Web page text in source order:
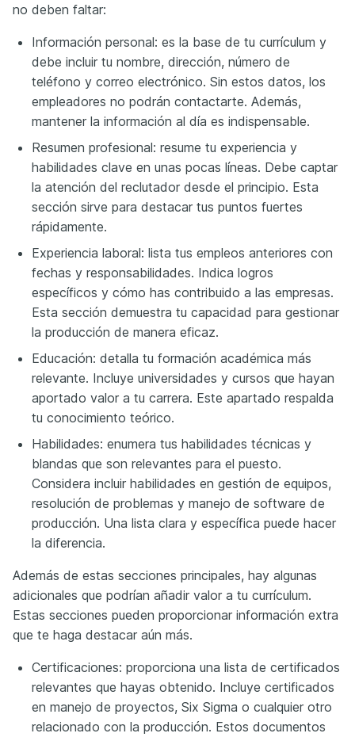
no deben faltar:
Información personal: es la base de tu currículum y
debe incluir tu nombre, dirección, número de
teléfono y correo electrónico. Sin estos datos, los
empleadores no podrán contactarte. Además,
mantener la información al día es indispensable.
Resumen profesional: resume tu experiencia y
habilidades clave en unas pocas líneas. Debe captar
la atención del reclutador desde el principio. Esta
sección sirve para destacar tus puntos fuertes
rápidamente.
Experiencia laboral: lista tus empleos anteriores con
fechas y responsabilidades. Indica logros
específicos y cómo has contribuido a las empresas.
Esta sección demuestra tu capacidad para gestionar
la producción de manera eficaz.
Educación: detalla tu formación académica más
relevante. Incluye universidades y cursos que hayan
aportado valor a tu carrera. Este apartado respalda
tu conocimiento teórico.
Habilidades: enumera tus habilidades técnicas y
blandas que son relevantes para el puesto.
Considera incluir habilidades en gestión de equipos,
resolución de problemas y manejo de software de
producción. Una lista clara y específica puede hacer
la diferencia.
Además de estas secciones principales, hay algunas
adicionales que podrían añadir valor a tu currículum.
Estas secciones pueden proporcionar información extra
que te haga destacar aún más.
Certificaciones: proporciona una lista de certificados
relevantes que hayas obtenido. Incluye certificados
en manejo de proyectos, Six Sigma o cualquier otro
relacionado con la producción. Estos documentos